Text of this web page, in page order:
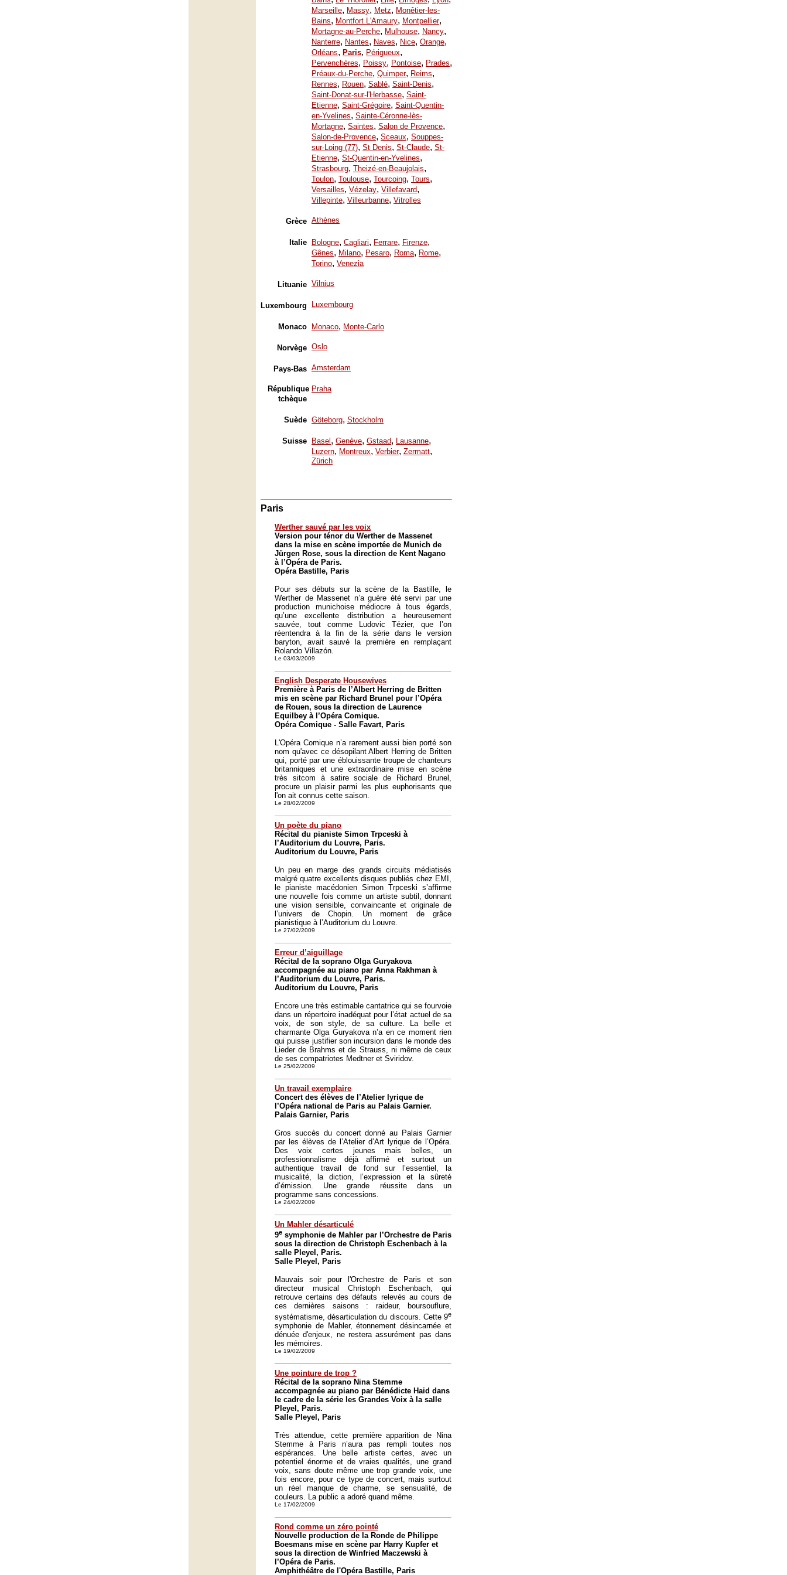
Marseille, Massy, Metz, Monêtier-les-
Bains, Montfort L'Amaury, Montpellier,
Mortagne-au-Perche, Mulhouse, Nancy,
Nanterre, Nantes, Naves, Nice, Orange,
Orléans, Paris, Périgueux,
Pervenchères, Poissy, Pontoise, Prades,
Préaux-du-Perche, Quimper, Reims,
Rennes, Rouen, Sablé, Saint-Denis,
Saint-Donat-sur-l'Herbasse, Saint-
Etienne, Saint-Grégoire, Saint-Quentin-
en-Yvelines, Sainte-Céronne-lès-
Mortagne, Saintes, Salon de Provence,
Salon-de-Provence, Sceaux, Souppes-
sur-Loing (77), St Denis, St-Claude, St-
Etienne, St-Quentin-en-Yvelines,
Strasbourg, Theizé-en-Beaujolais,
Toulon, Toulouse, Tourcoing, Tours,
Versailles, Vézelay, Villefavard,
Villepinte, Villeurbanne, Vitrolles
Grèce Athènes
Italie Bologne, Cagliari, Ferrare, Firenze,
Gênes, Milano, Pesaro, Roma, Rome,
Torino, Venezia
Lituanie Vilnius
Luxembourg Luxembourg
Monaco Monaco, Monte-Carlo
Norvège Oslo
Pays-Bas Amsterdam
République
tchèque
Praha
Suède Göteborg, Stockholm
Suisse Basel , Genève, Gstaad, Lausanne,
Luzern, Montreux, Verbier, Zermatt,
Zürich
Paris
Werther sauvé par les voix
Version pour ténor du Werther de Massenet
dans la mise en scène importée de Munich de
Jürgen Rose, sous la direction de Kent Nagano
à l’Opéra de Paris.
Opéra Bastille, Paris
Pour ses débuts sur la scène de la Bastille, le
Werther de Massenet n’a guère été servi par une
production munichoise médiocre à tous égards,
qu’une excellente distribution a heureusement
sauvée, tout comme Ludovic Tézier, que l’on
réentendra à la fin de la série dans le version
baryton, avait sauvé la première en remplaçant
Rolando Villazón.
Le 03/03/2009
English Desperate Housewives
Première à Paris de l’Albert Herring de Britten
mis en scène par Richard Brunel pour l’Opéra
de Rouen, sous la direction de Laurence
Equilbey à l’Opéra Comique.
Opéra Comique - Salle Favart, Paris
L'Opéra Comique n’a rarement aussi bien porté son
nom qu'avec ce désopilant Albert Herring de Britten
qui, porté par une éblouissante troupe de chanteurs
britanniques et une extraordinaire mise en scène
très sitcom à satire sociale de Richard Brunel,
procure un plaisir parmi les plus euphorisants que
l'on ait connus cette saison.
Le 28/02/2009
Un poète du piano
Récital du pianiste Simon Trpceski à
l’Auditorium du Louvre, Paris.
Auditorium du Louvre, Paris
Un peu en marge des grands circuits médiatisés
malgré quatre excellents disques publiés chez EMI,
le pianiste macédonien Simon Trpceski s’affirme
une nouvelle fois comme un artiste subtil, donnant
une vision sensible, convaincante et originale de
l’univers de Chopin. Un moment de grâce
pianistique à l’Auditorium du Louvre.
Le 27/02/2009
Erreur d’aiguillage
Récital de la soprano Olga Guryakova
accompagnée au piano par Anna Rakhman à
l’Auditorium du Louvre, Paris.
Auditorium du Louvre, Paris
Encore une très estimable cantatrice qui se fourvoie
dans un répertoire inadéquat pour l’état actuel de sa
voix, de son style, de sa culture. La belle et
charmante Olga Guryakova n’a en ce moment rien
qui puisse justifier son incursion dans le monde des
Lieder de Brahms et de Strauss, ni même de ceux
de ses compatriotes Medtner et Sviridov.
Le 25/02/2009
Un travail exemplaire
Concert des élèves de l’Atelier lyrique de
l’Opéra national de Paris au Palais Garnier.
Palais Garnier, Paris
Gros succès du concert donné au Palais Garnier
par les élèves de l’Atelier d’Art lyrique de l’Opéra.
Des voix certes jeunes mais belles, un
professionnalisme déjà affirmé et surtout un
authentique travail de fond sur l’essentiel, la
musicalité, la diction, l’expression et la sûreté
d’émission. Une grande réussite dans un
programme sans concessions.
Le 24/02/2009
Un Mahler désarticulé
9e symphonie de Mahler par l’Orchestre de Paris
sous la direction de Christoph Eschenbach à la
salle Pleyel, Paris.
Salle Pleyel, Paris
Mauvais soir pour l'Orchestre de Paris et son
directeur musical Christoph Eschenbach, qui
retrouve certains des défauts relevés au cours de
ces dernières saisons : raideur, boursouflure,
systématisme, désarticulation du discours. Cette 9e
symphonie de Mahler, étonnement désincarnée et
dénuée d'enjeux, ne restera assurément pas dans
les mémoires.
Le 19/02/2009
Une pointure de trop ?
Récital de la soprano Nina Stemme
accompagnée au piano par Bénédicte Haid dans
le cadre de la série les Grandes Voix à la salle
Pleyel, Paris.
Salle Pleyel, Paris
Très attendue, cette première apparition de Nina
Stemme à Paris n’aura pas rempli toutes nos
espérances. Une belle artiste certes, avec un
potentiel énorme et de vraies qualités, une grand
voix, sans doute même une trop grande voix, une
fois encore, pour ce type de concert, mais surtout
un réel manque de charme, se sensualité, de
couleurs. La public a adoré quand même.
Le 17/02/2009
Rond comme un zéro pointé
Nouvelle production de la Ronde de Philippe
Boesmans mise en scène par Harry Kupfer et
sous la direction de Winfried Maczewski à
l’Opéra de Paris.
Amphithéâtre de l'Opéra Bastille, Paris